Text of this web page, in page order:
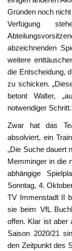
Gründen noch
Verfügung
abzeichnenden
weitere
die Entscheidung,
zu schicken.
betont Walter,
notwendiger
Zwar hat das
absolviert, ein
„Die Suche dauert
Memminger in die
abhängige
Sonntag, 4.
TV Immenstadt II
sie beim VfL
offen. Klar ist aber
Saison 2020/21
den Zeitpunkt des